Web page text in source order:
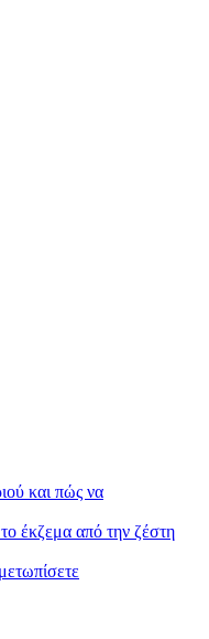
και πώς να
έκζεμα από την ζέστη